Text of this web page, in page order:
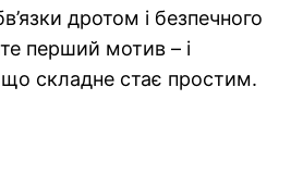
дротом і безпечного
перший мотив – і
складне стає простим.